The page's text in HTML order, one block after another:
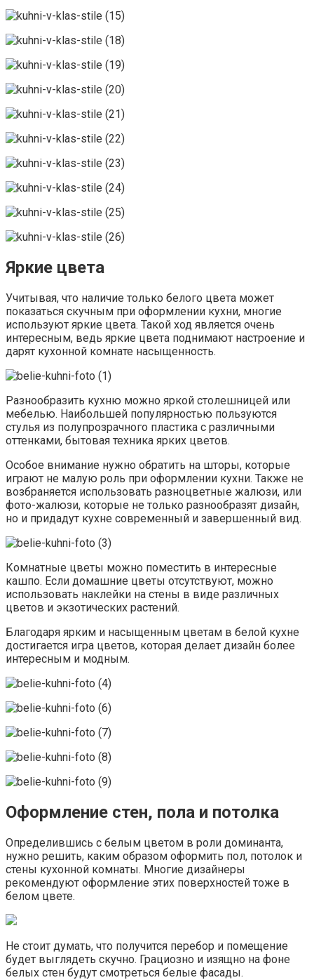
Яркие цвета
Учитывая, что наличие только белого цвета может
показаться скучным при оформлении кухни, многие
используют яркие цвета. Такой ход является очень
интересным, ведь яркие цвета поднимают настроение и
дарят кухонной комнате насыщенность.
Разнообразить кухню можно яркой столешницей или
мебелью. Наибольшей популярностью пользуются
стулья из полупрозрачного пластика с различными
оттенками, бытовая техника ярких цветов.
Особое внимание нужно обратить на шторы, которые
играют не малую роль при оформлении кухни. Также не
возбраняется использовать разноцветные жалюзи, или
фото-жалюзи, которые не только разнообразят дизайн,
но и придадут кухне современный и завершенный вид.
Комнатные цветы можно поместить в интересные
кашпо. Если домашние цветы отсутствуют, можно
использовать наклейки на стены в виде различных
цветов и экзотических растений.
Благодаря ярким и насыщенным цветам в белой кухне
достигается игра цветов, которая делает дизайн более
интересным и модным.
Оформление стен, пола и потолка
Определившись с белым цветом в роли доминанта,
нужно решить, каким образом оформить пол, потолок и
стены кухонной комнаты. Многие дизайнеры
рекомендуют оформление этих поверхностей тоже в
белом цвете.
Не стоит думать, что получится перебор и помещение
будет выглядеть скучно. Грациозно и изящно на фоне
белых стен будут смотреться белые фасады.